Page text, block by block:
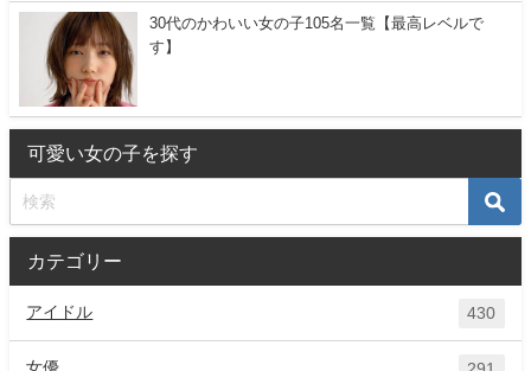
30代のかわいい女の子105名一覧【最高レベルで
す】
可愛い女の子を探す
カテゴリー
アイドル 430
女優